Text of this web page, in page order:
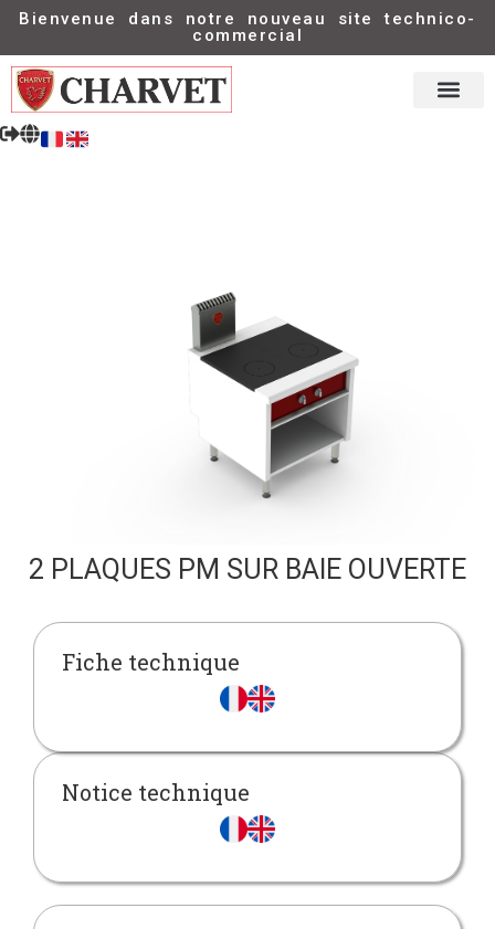
Bienvenue dans notre nouveau site technico-
commercial
2 PLAQUES PM SUR BAIE OUVERTE
Fiche technique
Notice technique